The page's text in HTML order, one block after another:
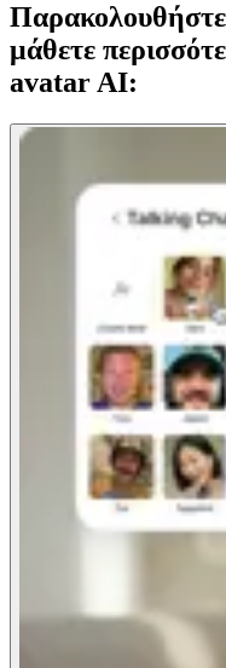
Παρακολουθήστε
μάθετε
avatar AI: